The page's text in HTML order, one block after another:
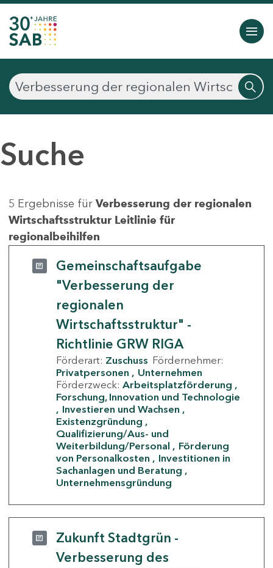
Suche
5 Ergebnisse für Verbesserung der regionalen
Wirtschaftsstruktur Leitlinie für
regionalbeihilfen
Gemeinschaftsaufgabe
"Verbesserung der
regionalen
Wirtschaftsstruktur" -
Richtlinie GRW RIGA
Förderart: Zuschuss Fördernehmer:
Privatpersonen
Unternehmen
Förderzweck: Arbeitsplatzförderung
Forschung, Innovation und Technologie
Investieren und Wachsen
Existenzgründung
Qualifizierung/Aus- und
Weiterbildung/Personal
Förderung
von Personalkosten
Investitionen in
Sachanlagen und Beratung
Unternehmensgründung
Zukunft Stadtgrün -
Verbesserung des